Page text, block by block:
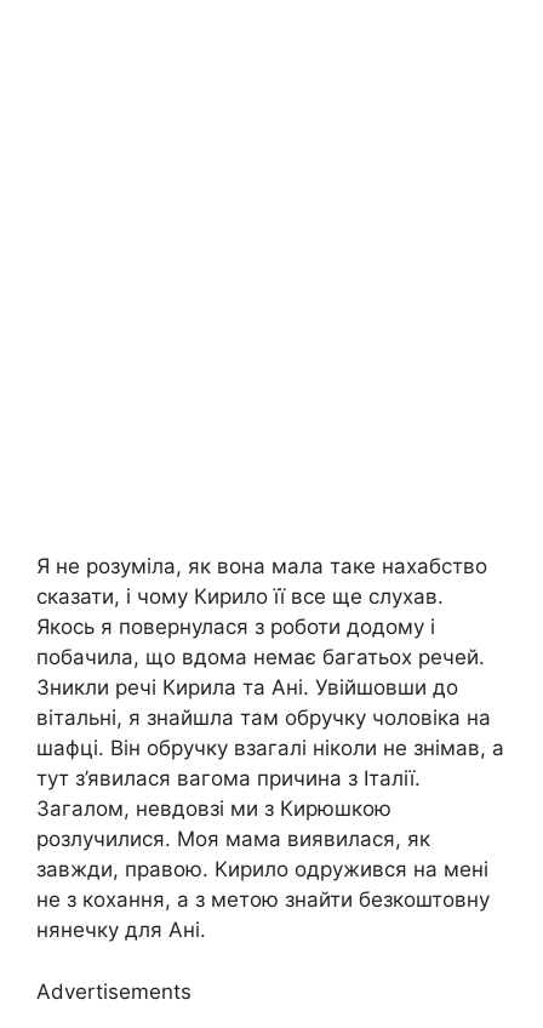
Я не розуміла, як вона мала таке нахабство
сказати, і чому Кирило її все ще слухав.
Якось я повернулася з роботи додому і
побачила, що вдома немає багатьох речей.
Зникли речі Кирила та Ані. Увійшовши до
вітальні, я знайшла там обручку чоловіка на
шафці. Він обручку взагалі ніколи не знімав, а
тут з’явилася вагома причина з Італії.
Загалом, невдовзі ми з Кирюшкою
розлучилися. Моя мама виявилася, як
завжди, правою. Кирило одружився на мені
не з кохання, а з метою знайти безкоштовну
нянечку для Ані.
Advertisements